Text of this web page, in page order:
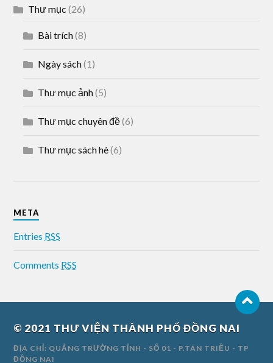
Thư mục (26)
Bài trích(8)
Ngày sách(1)
Thư mục ảnh(5)
Thư mục chuyên đề(6)
Thư mục sách hè(6)
META
Entries RSS
Comments RSS
© 2021 THƯ VIỆN THÀNH PHỐ ĐỒNG NAI
ĐỊA CHỈ: QUẢNG TRƯỜNG TỈNH - SỐ 01 - P.TÂN TRIỀU - TP
ĐỒNG NAI